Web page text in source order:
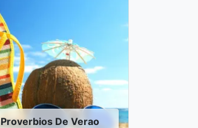
Proverbios De Verao